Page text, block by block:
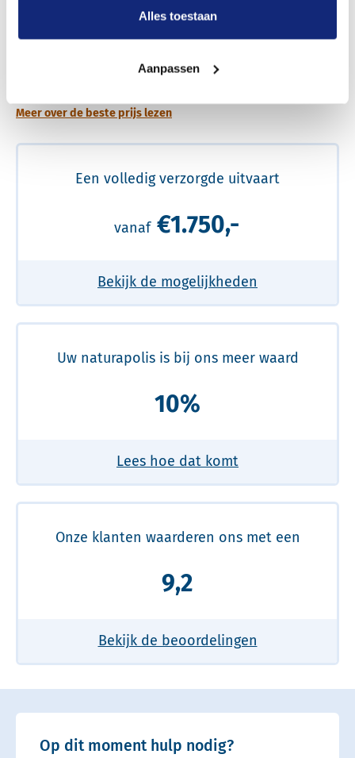
Alles toestaan
Aanpassen
Meer over de beste prijs lezen
Een volledig verzorgde uitvaart
vanaf €1.750,-
Bekijk de mogelijkheden
Uw naturapolis is bij ons meer waard
10%
Lees hoe dat komt
Onze klanten waarderen ons met een
9,2
Bekijk de beoordelingen
Op dit moment hulp nodig?